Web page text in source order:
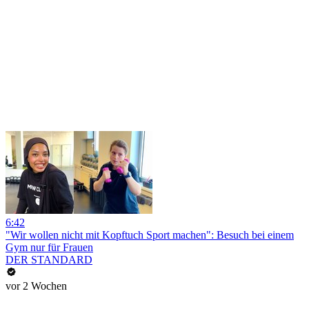
6:42
"Wir wollen nicht mit Kopftuch Sport machen": Besuch bei einem
Gym nur für Frauen
DER STANDARD
vor 2 Wochen